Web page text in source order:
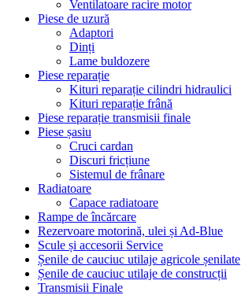
Ventilatoare racire motor
Piese de uzură
Adaptori
Dinți
Lame buldozere
Piese reparație
Kituri reparație cilindri hidraulici
Kituri reparație frână
Piese reparație transmisii finale
Piese șasiu
Cruci cardan
Discuri fricțiune
Sistemul de frânare
Radiatoare
Capace radiatoare
Rampe de încărcare
Rezervoare motorină, ulei și Ad-Blue
Scule și accesorii Service
Șenile de cauciuc utilaje agricole șenilate
Șenile de cauciuc utilaje de construcții
Transmisii Finale